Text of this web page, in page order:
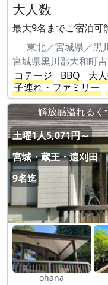
大人数
最大9名までご宿泊可
東北／宮城県／黒
宮城県黒川郡大和町
コテージ
BBQ 大
子連れ・ファミリー
解放感溢れるく
土曜1人5,071円～
宮城・蔵王・遠刈田
9名迄
ohana